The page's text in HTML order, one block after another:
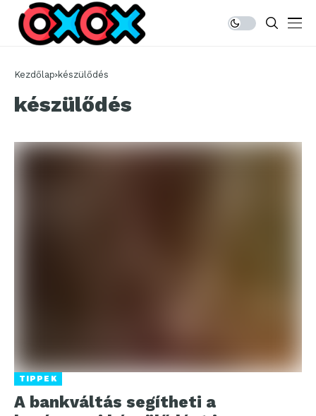
Kezdőlap készülődés
készülődés
TIPPEK
A bankváltás segítheti a